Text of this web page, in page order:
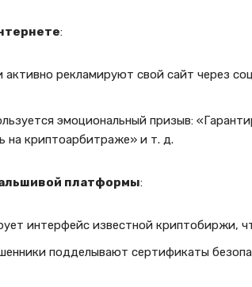
:
активно рекламируют свой сайт через
эмоциональный призыв:
на криптоарбитраже» и т. д.
платформы:
интерфейс известной криптобиржи,
подделывают сертификаты